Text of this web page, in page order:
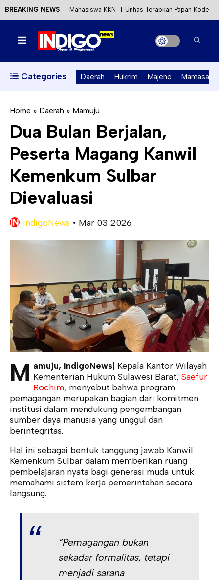
BREAKING NEWS Mahasiswa KKN-T Unhas Terapkan Papan Kode
Etik Wisata di Pantai Lawere Desa Lotang Salo
Satu DPO Pengeroyokan SPBU Tapalang
Ditangkap, Satu Lagi Kabur ke Kalimantan
Perizinan Air Tanah melalui Aplikasi SAPO
Kecewa Kapolresta Absen, APPK Mamuju
Soroti Kejanggalan Kasus Tambang Emas Ilegal
Categories Daerah Hukrim Majene Mamasa
Home » Daerah » Mamuju
Dua Bulan Berjalan,
Peserta Magang Kanwil
Kemenkum Sulbar
Dievaluasi
IndigoNews • Mar 03 2026
M amuju, IndigoNews| Kepala Kantor Wilayah
Kementerian Hukum Sulawesi Barat, Saefur
Rochim, menyebut bahwa program
pemagangan merupakan bagian dari komitmen
institusi dalam mendukung pengembangan
sumber daya manusia yang unggul dan
berintegritas.
Hal ini sebagai bentuk tanggung jawab Kanwil
Kemenkum Sulbar dalam memberikan ruang
pembelajaran nyata bagi generasi muda untuk
memahami sistem kerja pemerintahan secara
langsung.
“Pemagangan bukan
sekadar formalitas, tetapi
menjadi sarana